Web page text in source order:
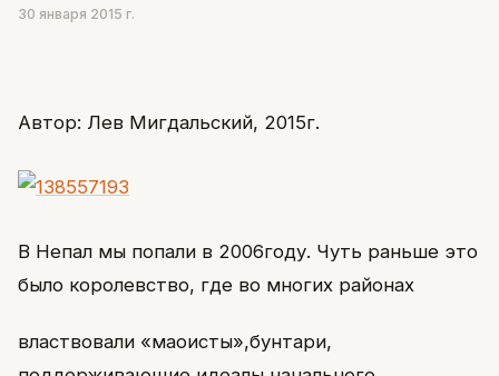
30 января 2015 г.
Автор: Лев Мигдальский, 2015г.
В Непал мы попали в 2006году. Чуть раньше это
было королевство, где во многих районах
властвовали «маоисты»,бунтари,